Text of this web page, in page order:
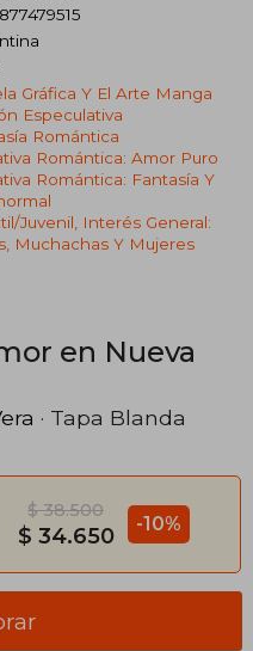
Gráfica Y El Arte Manga
Especulativa
Romántica
Romántica: Amor Puro
Romántica: Fantasía Y
juvenil, Interés General:
Muchachas Y Mujeres
en Nueva
· Tapa Blanda
$ 38.500
$ 34.650 -10%